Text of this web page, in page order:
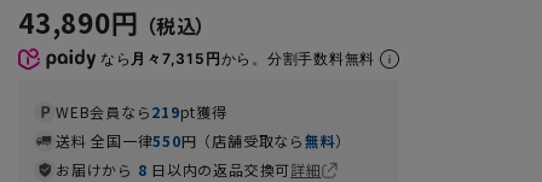
43,890円
なら 月々7,315円から。分割手数料無料
WEB会員なら219pt獲得
送料 全国一律550円（店舗受取なら無料）
お届けから 8 日以内の返品交換可詳細